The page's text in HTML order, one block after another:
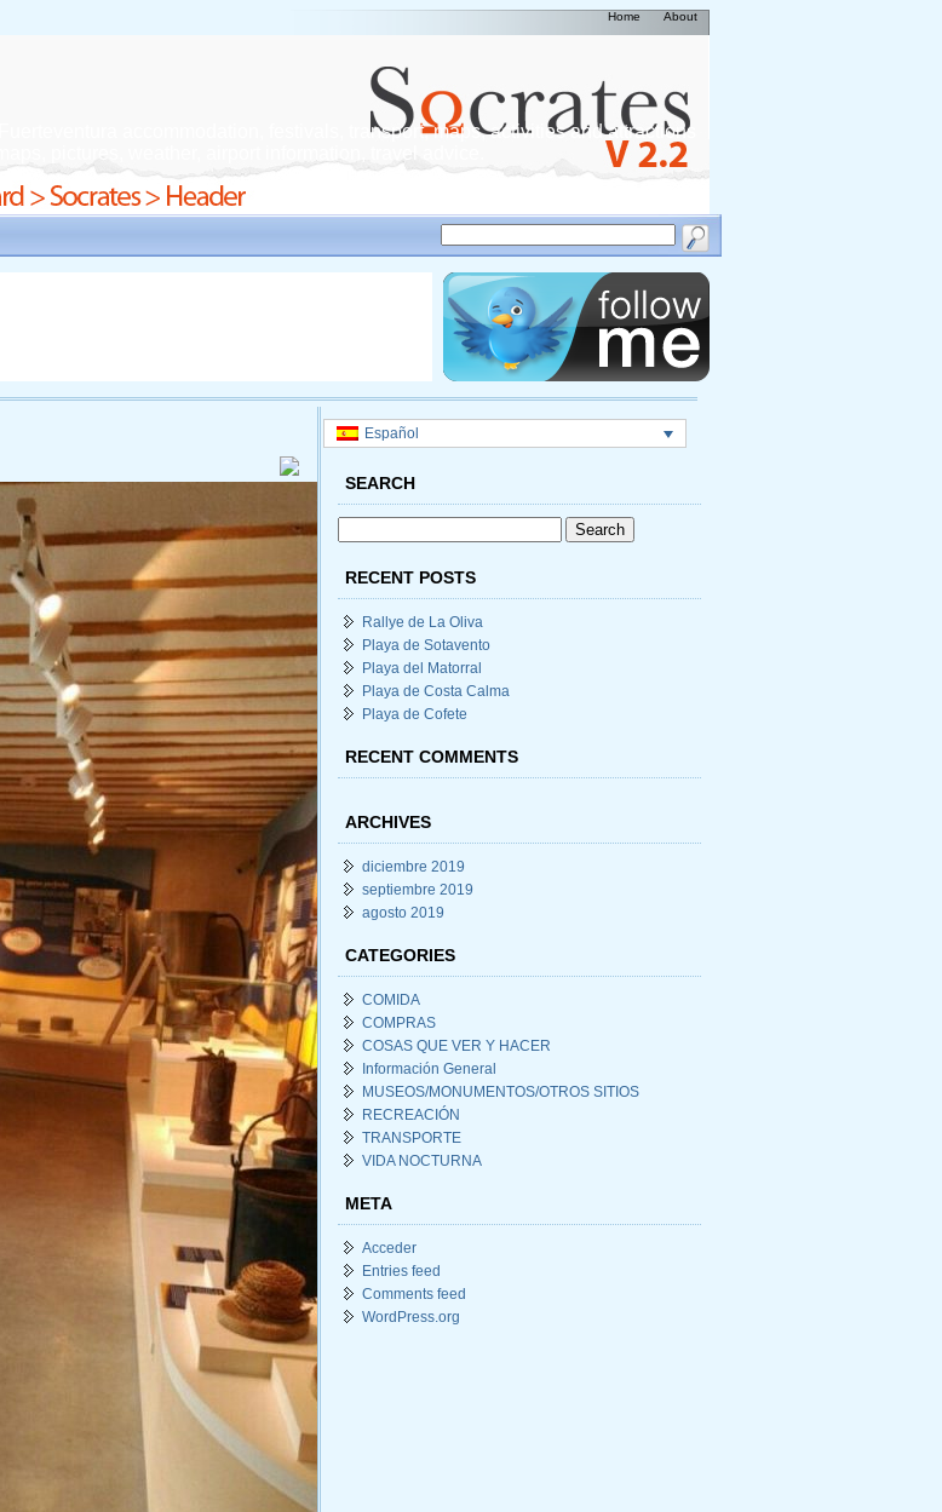
Home About
accommodation, festivals, transport, maps, activities and attractions
Español
SEARCH
for:
RECENT POSTS
Rallye de La Oliva
Playa de Sotavento
Playa del Matorral
Playa de Costa Calma
Playa de Cofete
RECENT COMMENTS
ARCHIVES
diciembre 2019
septiembre 2019
agosto 2019
CATEGORIES
COMIDA
COMPRAS
COSAS QUE VER Y HACER
Información General
MUSEOS/MONUMENTOS/OTROS SITIOS
RECREACIÓN
TRANSPORTE
VIDA NOCTURNA
META
Acceder
Entries feed
Comments feed
WordPress.org